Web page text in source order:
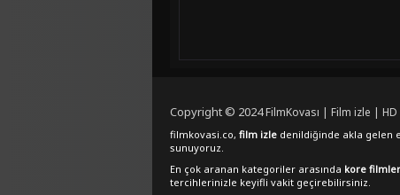
Copyright © 2024FilmKovası | Film izle | HD
filmkovasi.co, film izle denildiğinde akla gelen
sunuyoruz.
En çok aranan kategoriler arasında kore
tercihlerinizle keyifli vakit geçirebilirsiniz.